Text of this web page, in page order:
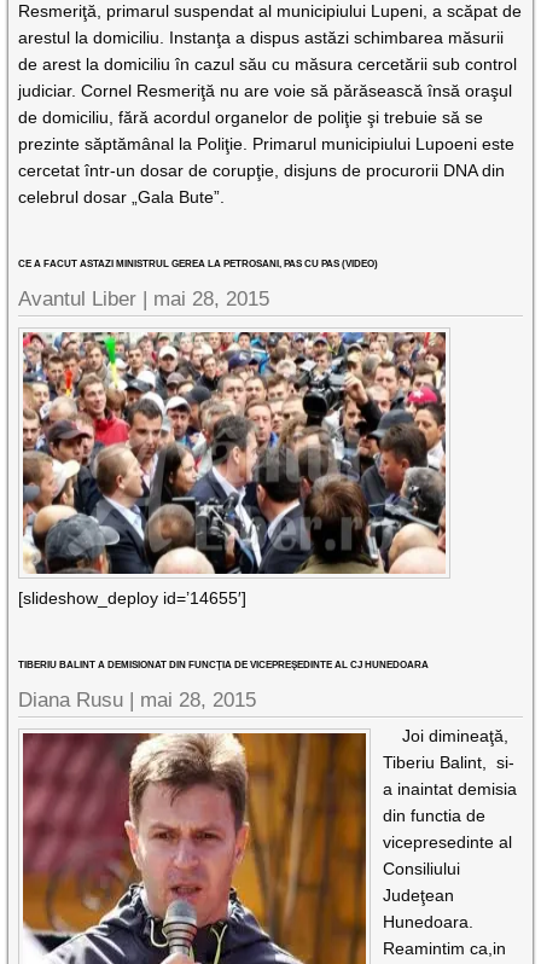
Resmeriţă, primarul suspendat al municipiului Lupeni, a scăpat de
arestul la domiciliu. Instanţa a dispus astăzi schimbarea măsurii
de arest la domiciliu în cazul său cu măsura cercetării sub control
judiciar. Cornel Resmeriţă nu are voie să părăsească însă oraşul
de domiciliu, fără acordul organelor de poliţie şi trebuie să se
prezinte săptămânal la Poliţie. Primarul municipiului Lupoeni este
cercetat într-un dosar de corupţie, disjuns de procurorii DNA din
celebrul dosar „Gala Bute”.
CE A FACUT ASTAZI MINISTRUL GEREA LA PETROSANI, PAS CU PAS (VIDEO)
Avantul Liber | mai 28, 2015
[slideshow_deploy id=’14655′]
TIBERIU BALINT A DEMISIONAT DIN FUNCŢIA DE VICEPREŞEDINTE AL CJ HUNEDOARA
Diana Rusu | mai 28, 2015
Joi dimineaţă,
Tiberiu Balint, si-
a inaintat demisia
din functia de
vicepresedinte al
Consiliului
Judeţean
Hunedoara.
Reamintim ca,in